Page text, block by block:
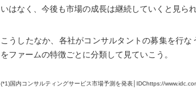
いはなく、今後も市場の成長は継続していくと見られ
こうしたなか、各社がコンサルタントの募集を行
をファームの特徴ごとに分類して見ていこう。
(*1)国内コンサルティングサービス市場予測を発表│IDChttps://